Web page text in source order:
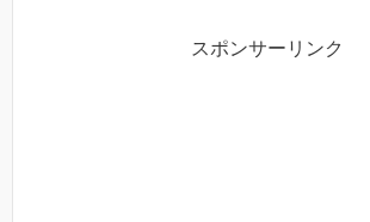
スポンサーリンク